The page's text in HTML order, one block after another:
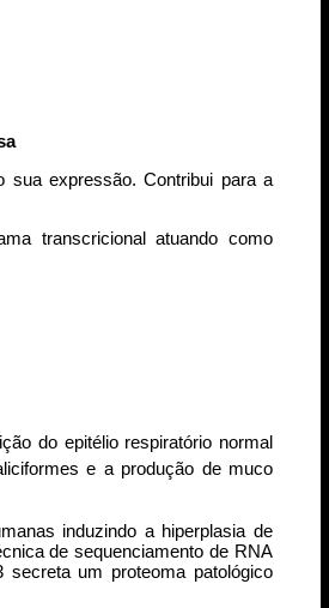
sua expressão. Contribui para a
transcricional atuando como
do epitélio respiratório normal
e a produção de muco
induzindo a hiperplasia de
de sequenciamento de RNA
um proteoma patológico